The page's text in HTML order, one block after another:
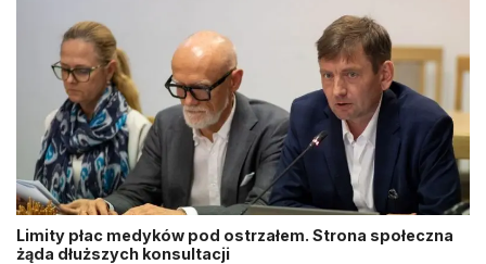
Limity płac medyków pod ostrzałem. Strona społeczna
żąda dłuższych konsultacji